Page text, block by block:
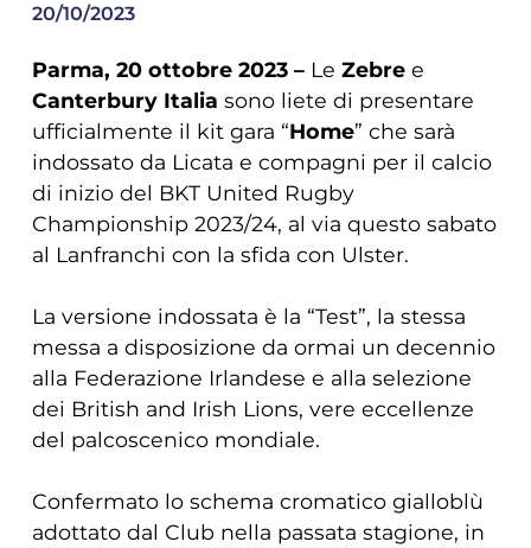
20/10/2023
Parma, 20 ottobre 2023 – Le Zebre e
Canterbury Italia sono liete di presentare
ufficialmente il kit gara “Home” che sarà
indossato da Licata e compagni per il calcio
di inizio del BKT United Rugby
Championship 2023/24, al via questo sabato
al Lanfranchi con la sfida con Ulster.
La versione indossata è la “Test”, la stessa
messa a disposizione da ormai un decennio
alla Federazione Irlandese e alla selezione
dei British and Irish Lions, vere eccellenze
del palcoscenico mondiale.
Confermato lo schema cromatico gialloblù
adottato dal Club nella passata stagione, in